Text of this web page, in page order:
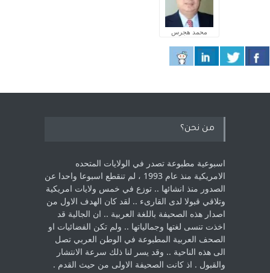
محمد هجرس
من نحن؟
اسبوعية مطبوعة تصدر في الولايات المتحده
الامريكية منذ عام 1993 ، لم ‏تنقطع اسبوعا واحدا عن
الصدور منذ انشائها .. توزع في خمس ولايات امريكية
‏وتلاقي قبولا لدى القارىء ..‏ لقد كان الهدف الاول من
اصدار هذه الصحيفة باللغة العربية .. ان الجالية قد
اخذت ‏تنسى لغتها وجمالياتها .. ولم تكن الفضائيات او
الصحف العربية المطبوعة في الوطن ‏العربي تصل
الى هذه الناحية .. وقد يسر لنا ذلك سرعة الانتشار
والقبول . اذ كانت ‏الصحيفة الاولى من حيث القدم . ‏